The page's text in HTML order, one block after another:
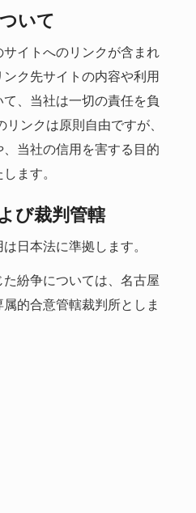
いて
イトへのリンクが含まれ
ク先サイトの内容や利用
、当社は一切の責任を負
ンクは原則自由ですが、
当社の信用を害する目的
ます。
び裁判管轄
日本法に準拠します。
紛争については、名古屋
的合意管轄裁判所としま